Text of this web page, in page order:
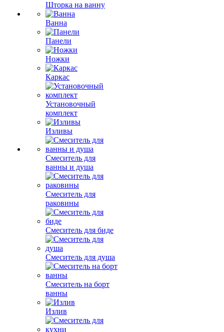
Шторка на ванну
Ванна
Панели
Ножки
Каркас
Установочный
комплект
Изливы
Смеситель для
ванны и душа
Смеситель для
раковины
Смеситель для биде
Смеситель для душа
Смеситель на борт
ванны
Излив